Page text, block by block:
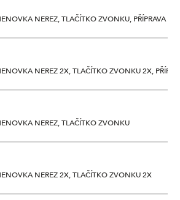
NEREZ, TLAČÍTKO ZVONKU, PŘÍPRAVA
NEREZ 2X, TLAČÍTKO ZVONKU 2X,
NEREZ, TLAČÍTKO ZVONKU
NEREZ 2X, TLAČÍTKO ZVONKU 2X